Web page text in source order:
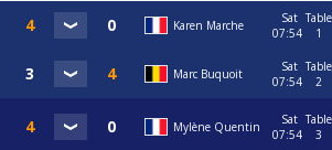
Karen Marche
Sat
07:54
Table
1
Marc Buquoit
Sat
07:54
Table
2
Mylène Quentin
Sat
07:54
Table
3